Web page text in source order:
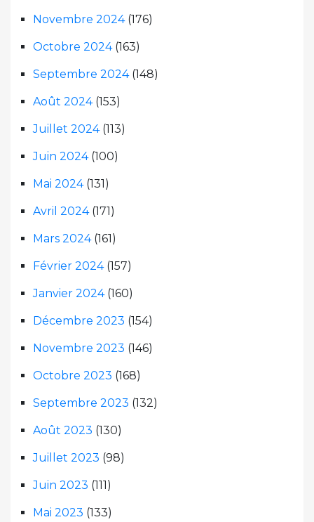
Novembre 2024(176)
Octobre 2024(163)
Septembre 2024(148)
Août 2024(153)
Juillet 2024(113)
Juin 2024(100)
Mai 2024(131)
Avril 2024(171)
Mars 2024(161)
Février 2024(157)
Janvier 2024(160)
Décembre 2023 (154)
Novembre 2023 (146)
Octobre 2023 (168)
Septembre 2023 (132)
Août 2023 (130)
Juillet 2023 (98)
Juin 2023 (111)
Mai 2023 (133)